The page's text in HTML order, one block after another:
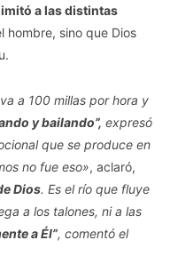
a las distintas
hombre, sino que Dios
a 100 millas por hora y
y bailando”, expresó
que se produce en
no fue eso», aclaró,
Dios. Es el río que fluye
a los talones, ni a las
a Él”, comentó el